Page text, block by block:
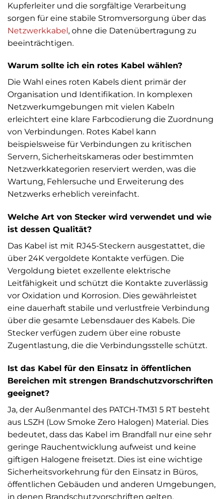
Kupferleiter und die sorgfältige Verarbeitung
sorgen für eine stabile Stromversorgung über das
Netzwerkkabel, ohne die Datenübertragung zu
beeinträchtigen.
Warum sollte ich ein rotes Kabel wählen?
Die Wahl eines roten Kabels dient primär der
Organisation und Identifikation. In komplexen
Netzwerkumgebungen mit vielen Kabeln
erleichtert eine klare Farbcodierung die Zuordnung
von Verbindungen. Rotes Kabel kann
beispielsweise für Verbindungen zu kritischen
Servern, Sicherheitskameras oder bestimmten
Netzwerkkategorien reserviert werden, was die
Wartung, Fehlersuche und Erweiterung des
Netzwerks erheblich vereinfacht.
Welche Art von Stecker wird verwendet und wie
ist dessen Qualität?
Das Kabel ist mit RJ45-Steckern ausgestattet, die
über 24K vergoldete Kontakte verfügen. Die
Vergoldung bietet exzellente elektrische
Leitfähigkeit und schützt die Kontakte zuverlässig
vor Oxidation und Korrosion. Dies gewährleistet
eine dauerhaft stabile und verlustfreie Verbindung
über die gesamte Lebensdauer des Kabels. Die
Stecker verfügen zudem über eine robuste
Zugentlastung, die die Verbindungsstelle schützt.
Ist das Kabel für den Einsatz in öffentlichen
Bereichen mit strengen Brandschutzvorschriften
geeignet?
Ja, der Außenmantel des PATCH-TM31 5 RT besteht
aus LSZH (Low Smoke Zero Halogen) Material. Dies
bedeutet, dass das Kabel im Brandfall nur eine sehr
geringe Rauchentwicklung aufweist und keine
giftigen Halogene freisetzt. Dies ist eine wichtige
Sicherheitsvorkehrung für den Einsatz in Büros,
öffentlichen Gebäuden und anderen Umgebungen,
in denen Brandschutzvorschriften gelten.